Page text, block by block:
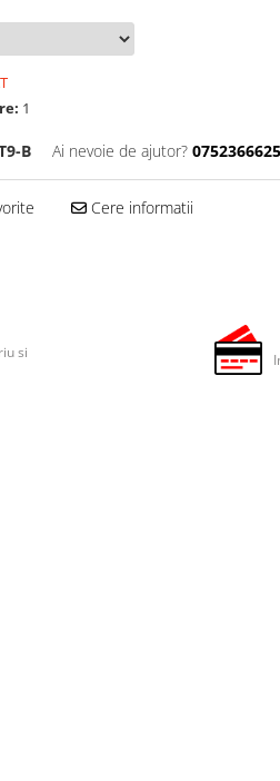
1
B Ai nevoie de ajutor? 0752366625
Cere informatii
si